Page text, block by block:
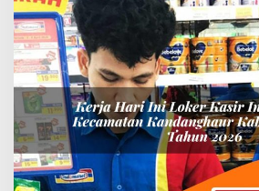
Kab.
Indramayu
Tahun
2026